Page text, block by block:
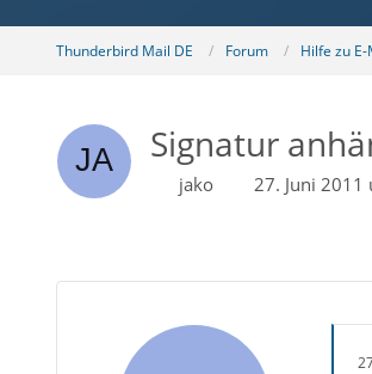
Thunderbird Mail DE Forum Hilfe zu
Signatur
jako 27. Juni 2011